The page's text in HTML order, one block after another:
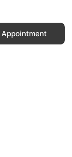
Appointment